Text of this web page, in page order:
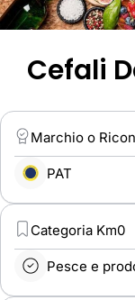
Cefali
Marchio o
PAT
Categoria Km0
Pesce e